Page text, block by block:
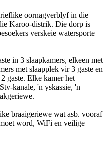
oornagverblyf in die
Karoo-distrik. Die dorp is
verskeie watersporte
in 3 slaapkamers, elkeen met
met slaapplek vir 3 gaste en
gaste. Elke kamer het
kanale, 'n yskassie, 'n
braaigeriewe wat asb. vooraf
word, WiFi en veilige